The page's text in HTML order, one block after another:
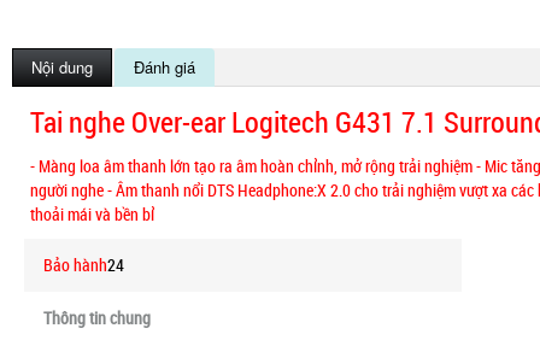
Nội dung Đánh giá
Tai nghe Over-ear Logitech G431 7.1
- Màng loa âm thanh lớn tạo ra âm hoàn chỉnh, mở rộng trải nghiệm - Mic
người nghe - Âm thanh nổi DTS Headphone:X 2.0 cho trải nghiệm vượt xa
thoải mái và bền bỉ
Bảo hành24
Thông tin chung